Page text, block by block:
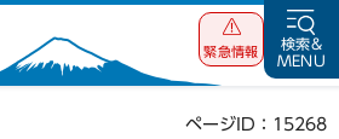
緊急情報
検索&
MENU
ページID：15268